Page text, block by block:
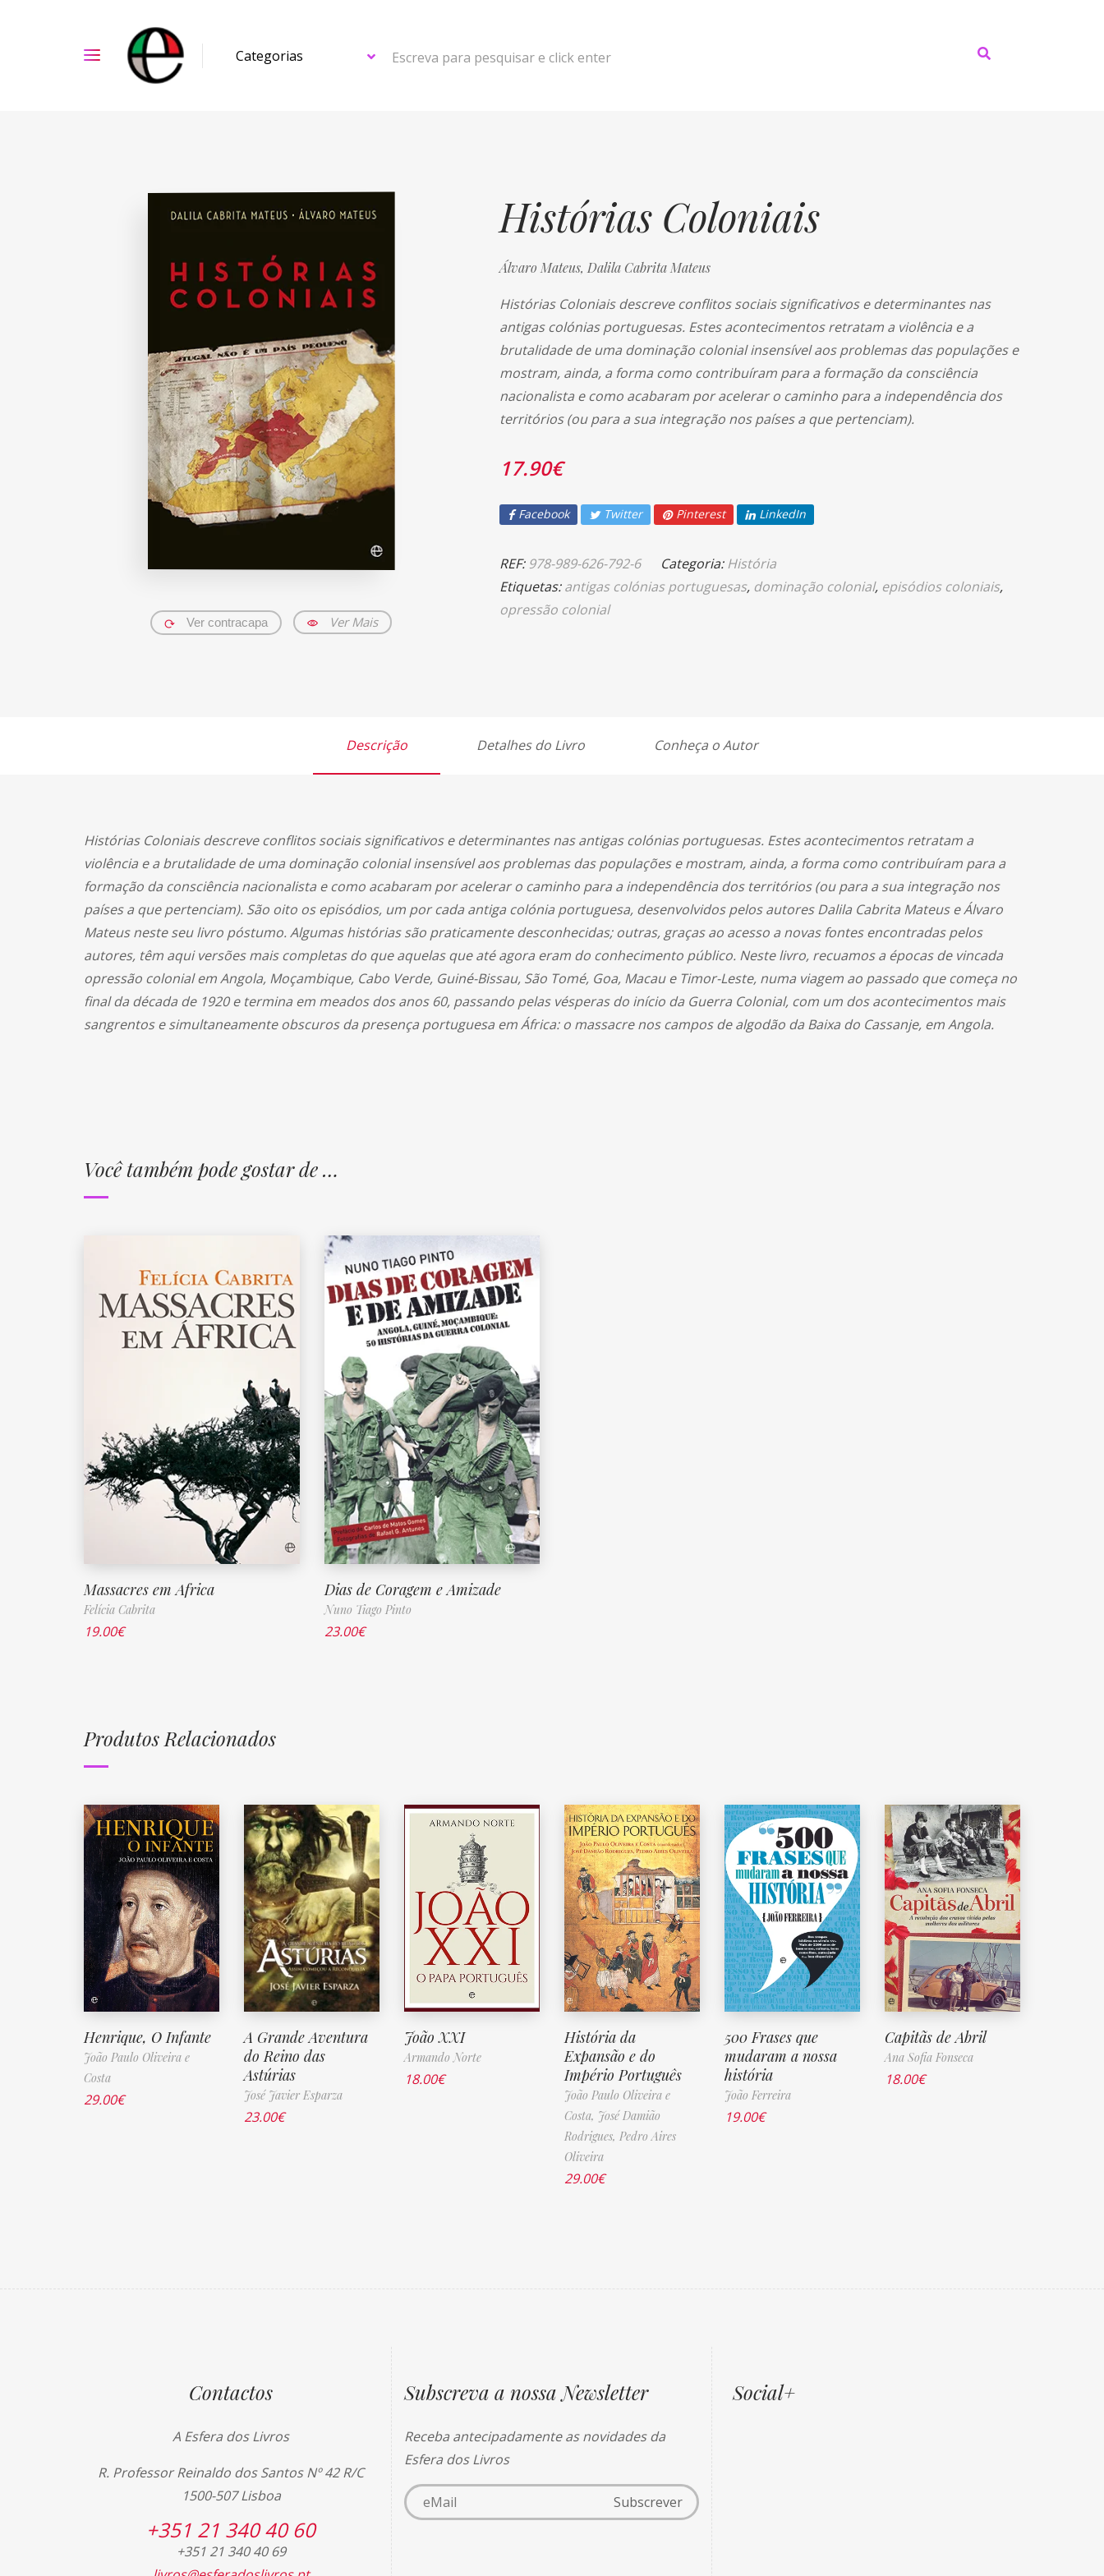
Escreva para pesquisar e click enter
Ver contracapa Ver Mais
Histórias Coloniais
Álvaro Mateus, Dalila Cabrita Mateus
Histórias Coloniais descreve conflitos sociais significativos e determinantes nas
antigas colónias portuguesas. Estes acontecimentos retratam a violência e a
brutalidade de uma dominação colonial insensível aos problemas das populações e
mostram, ainda, a forma como contribuíram para a formação da consciência
nacionalista e como acabaram por acelerar o caminho para a independência dos
territórios (ou para a sua integração nos países a que pertenciam).
17.90€
Facebook Twitter Pinterest LinkedIn
REF:978-989-626-792-6 Categoria:História
Etiquetas:antigas colónias portuguesas, dominação colonial, episódios coloniais,
opressão colonial
Descrição Detalhes do Livro Conheça o Autor
Histórias Coloniais descreve conflitos sociais significativos e determinantes nas antigas colónias portuguesas. Estes acontecimentos retratam a
violência e a brutalidade de uma dominação colonial insensível aos problemas das populações e mostram, ainda, a forma como contribuíram para a
formação da consciência nacionalista e como acabaram por acelerar o caminho para a independência dos territórios (ou para a sua integração nos
países a que pertenciam). São oito os episódios, um por cada antiga colónia portuguesa, desenvolvidos pelos autores Dalila Cabrita Mateus e Álvaro
Mateus neste seu livro póstumo. Algumas histórias são praticamente desconhecidas; outras, graças ao acesso a novas fontes encontradas pelos
autores, têm aqui versões mais completas do que aquelas que até agora eram do conhecimento público. Neste livro, recuamos a épocas de vincada
opressão colonial em Angola, Moçambique, Cabo Verde, Guiné-Bissau, São Tomé, Goa, Macau e Timor-Leste, numa viagem ao passado que começa no
final da década de 1920 e termina em meados dos anos 60, passando pelas vésperas do início da Guerra Colonial, com um dos acontecimentos mais
sangrentos e simultaneamente obscuros da presença portuguesa em África: o massacre nos campos de algodão da Baixa do Cassanje, em Angola.
Você também pode gostar de …
Massacres em Africa
Felícia Cabrita
19.00€
Dias de Coragem e Amizade
Nuno Tiago Pinto
23.00€
Produtos Relacionados
Henrique, O Infante
João Paulo Oliveira e
Costa
29.00€
A Grande Aventura
do Reino das
Astúrias
José Javier Esparza
23.00€
João XXI
Armando Norte
18.00€
História da
Expansão e do
Império Português
João Paulo Oliveira e
Costa, José Damião
Rodrigues, Pedro Aires
Oliveira
29.00€
500 Frases que
mudaram a nossa
história
João Ferreira
19.00€
Capitãs de Abril
Ana Sofia Fonseca
18.00€
Contactos
A Esfera dos Livros
R. Professor Reinaldo dos Santos Nº 42 R/C
1500-507 Lisboa
+351 21 340 40 60
+351 21 340 40 69
Subscreva a nossa Newsletter
Receba antecipadamente as novidades da
Esfera dos Livros
Social+